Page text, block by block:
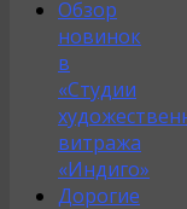
Обзор
новинок
в
«Студии
витража
«Индиго»
Дорогие